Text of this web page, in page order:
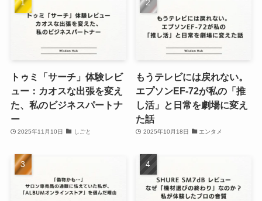
トゥミ「サーチ」体験レビ
ュー：カオスな出張を変え
た、私のビジネスパートナ
ー
2025年11月10日 しごと
もうテレビには戻れない。
エプソンEF-72が私の「推
し活」と日常を劇場に変え
た話
2025年10月18日 エンタメ